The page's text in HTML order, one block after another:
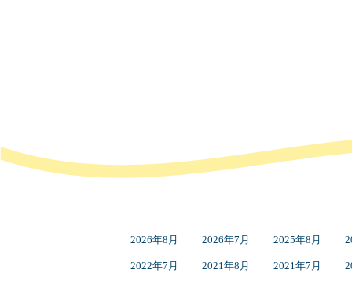
2026年8月 2026年7月 2025年8月
2022年7月 2021年8月 2021年7月